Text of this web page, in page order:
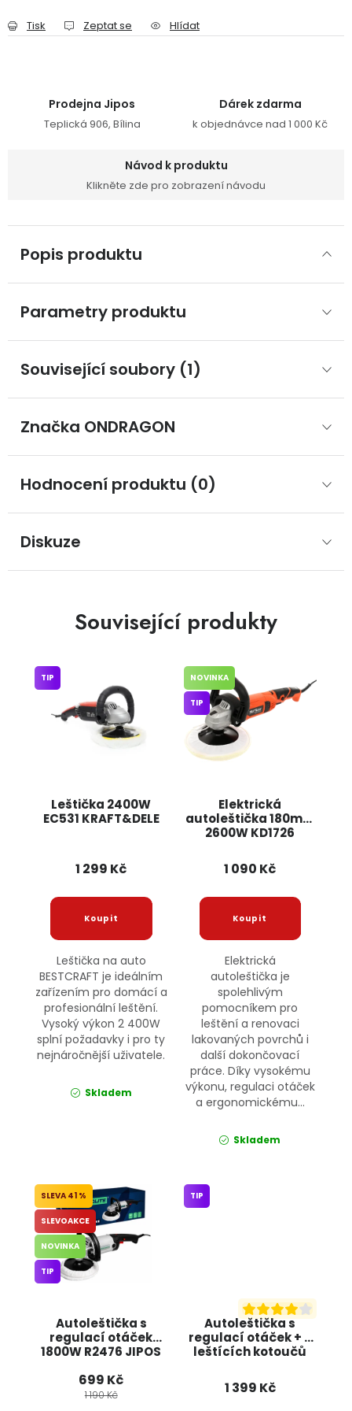
Tisk Zeptat se Hlídat
Prodejna Jipos
Teplická 906, Bílina
Dárek zdarma
k objednávce nad 1 000 Kč
Návod k produktu
Klikněte zde pro zobrazení návodu
Popis produktu
Parametry produktu
Související soubory (1)
Značka ONDRAGON
Hodnocení produktu (0)
Diskuze
Související produkty
Leštička 2400W
EC531 KRAFT&DELE
TIP
1 299 Kč
Leštička na auto
BESTCRAFT je ideálním
zařízením pro domácí a
profesionální leštění.
Vysoký výkon 2 400W
splní požadavky i pro ty
nejnáročnější uživatele.
Skladem
Elektrická
autoleštička 180mm
2600W KD1726
NOVINKA
TIP
1 090 Kč
Elektrická
autoleštička je
spolehlivým
pomocníkem pro
leštění a renovaci
lakovaných povrchů i
další dokončovací
práce. Díky vysokému
výkonu, regulaci otáček
a ergonomickému...
Skladem
Autoleštička s
regulací otáček
1800W R2476 JIPOS
41 %
SLEVOAKCE
NOVINKA
TIP
699 Kč
1 190 Kč
Autoleštička s
regulací otáček + 5
leštících kotoučů
TIP
1 399 Kč